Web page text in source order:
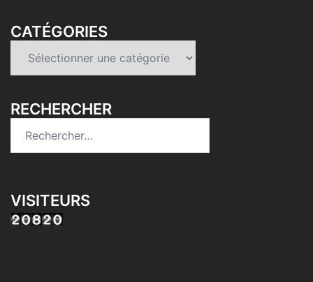
CATÉGORIES
RECHERCHER
VISITEURS